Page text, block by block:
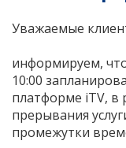
Уважаемые
информируем,
10:00
платформе iTV, в
прерывания
промежутки